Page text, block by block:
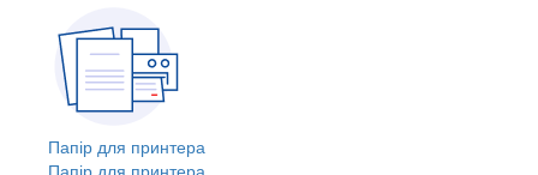
Папір для принтера
Папір для принтера